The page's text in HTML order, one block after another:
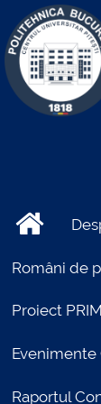
Români de
Proiect
Evenimente
Raportul